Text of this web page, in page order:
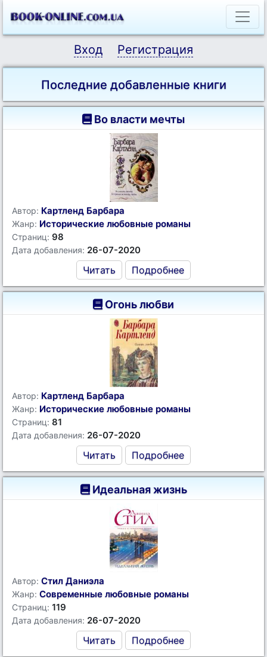
Вход Регистрация
Последние добавленные книги
Во власти мечты
Автор: Картленд Барбара
Жанр: Исторические любовные романы
Страниц: 98
Дата добавления: 26-07-2020
Читать Подробнее
Огонь любви
Автор: Картленд Барбара
Жанр: Исторические любовные романы
Страниц: 81
Дата добавления: 26-07-2020
Читать Подробнее
Идеальная жизнь
Автор: Стил Даниэла
Жанр: Современные любовные романы
Страниц: 119
Дата добавления: 26-07-2020
Читать Подробнее